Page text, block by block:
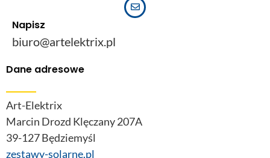
Napisz
biuro@artelektrix.pl
Dane adresowe
Art-Elektrix
Marcin Drozd Klęczany 207A
39-127 Będziemyśl
zestawy-solarne.pl